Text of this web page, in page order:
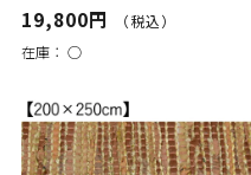
19,800円
（税込）
在庫： ○